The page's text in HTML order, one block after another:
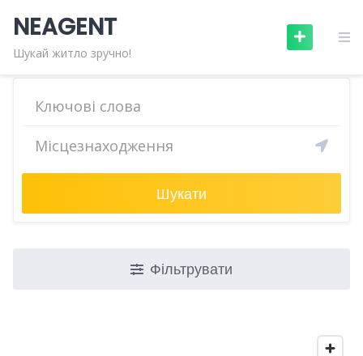
content
NEAGENT
Шукай житло зручно!
Шукати
Фільтрувати